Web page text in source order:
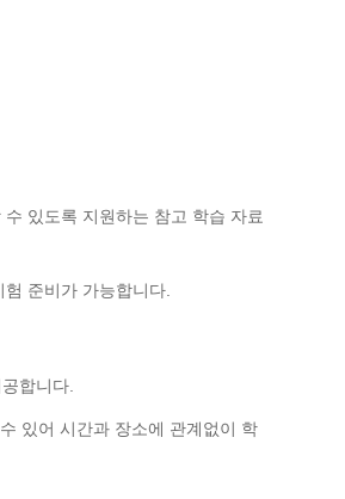
있도록 지원하는 참고 학습 자료
준비가 가능합니다.
합니다.
있어 시간과 장소에 관계없이 학